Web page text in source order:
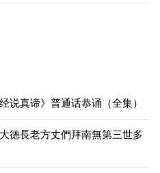
说真谛》普通话恭诵（全集）
德長老方丈們拜南無第三世多